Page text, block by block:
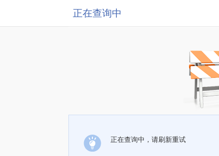
正在查询中
正在查询中，请刷新重试